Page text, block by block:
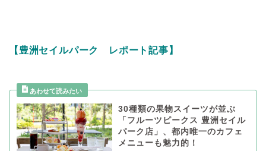
【豊洲セイルパーク レポート記事】
30種類の果物スイーツが並ぶ
「フルーツピークス 豊洲セイル
パーク店」、都内唯一のカフェ
メニューも魅力的！